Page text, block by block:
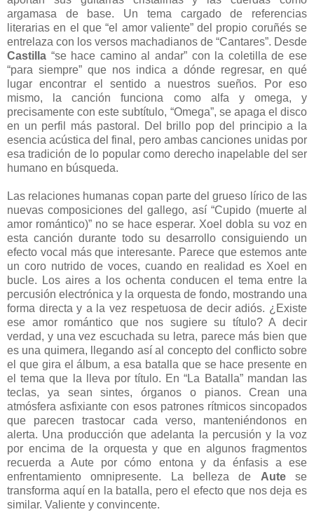
argamasa de base. Un tema cargado de referencias
literarias en el que “el amor valiente” del propio coruñés se
entrelaza con los versos machadianos de “Cantares”. Desde
Castilla “se hace camino al andar” con la coletilla de ese
“para siempre” que nos indica a dónde regresar, en qué
lugar encontrar el sentido a nuestros sueños. Por eso
mismo, la canción funciona como alfa y omega, y
precisamente con este subtítulo, “Omega”, se apaga el disco
en un perfil más pastoral. Del brillo pop del principio a la
esencia acústica del final, pero ambas canciones unidas por
esa tradición de lo popular como derecho inapelable del ser
humano en búsqueda.
Las relaciones humanas copan parte del grueso lírico de las
nuevas composiciones del gallego, así “Cupido (muerte al
amor romántico)” no se hace esperar. Xoel dobla su voz en
esta canción durante todo su desarrollo consiguiendo un
efecto vocal más que interesante. Parece que estemos ante
un coro nutrido de voces, cuando en realidad es Xoel en
bucle. Los aires a los ochenta conducen el tema entre la
percusión electrónica y la orquesta de fondo, mostrando una
forma directa y a la vez respetuosa de decir adiós. ¿Existe
ese amor romántico que nos sugiere su título? A decir
verdad, y una vez escuchada su letra, parece más bien que
es una quimera, llegando así al concepto del conflicto sobre
el que gira el álbum, a esa batalla que se hace presente en
el tema que la lleva por título. En “La Batalla” mandan las
teclas, ya sean sintes, órganos o pianos. Crean una
atmósfera asfixiante con esos patrones rítmicos sincopados
que parecen trastocar cada verso, manteniéndonos en
alerta. Una producción que adelanta la percusión y la voz
por encima de la orquesta y que en algunos fragmentos
recuerda a Aute por cómo entona y da énfasis a ese
enfrentamiento omnipresente. La belleza de Autese
transforma aquí en la batalla, pero el efecto que nos deja es
similar. Valiente y convincente.